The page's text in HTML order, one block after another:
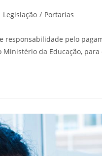
Legislação / Portarias
responsabilidade pelo
da Educação,